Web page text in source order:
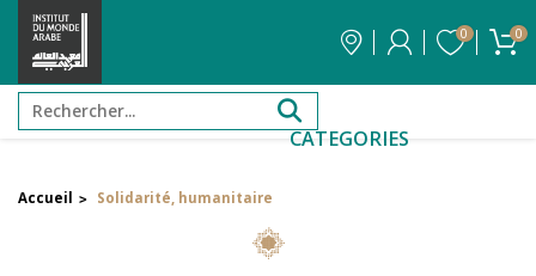
0 0
CATEGORIES
Filtrer par attribut
Accueil > Solidarité, humanitaire